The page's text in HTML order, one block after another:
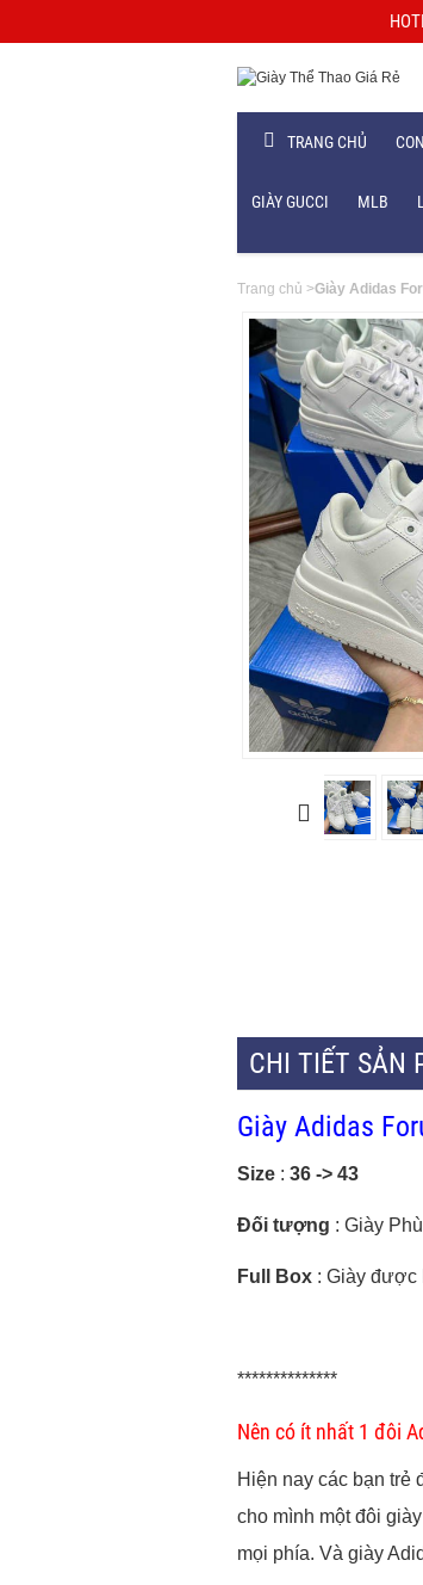
TRANG CHỦ
GIÀY GUCCI MLB
Trang chủ >Giày Adidas
CHI TIẾT SẢN
Giày Adidas
Size :36 -> 43
Đối tượng : Giày
Full Box : Giày được
**************
Nên có ít nhất 1 đôi
Hiện nay các bạn trẻ
cho mình một đôi
mọi phía. Và giày